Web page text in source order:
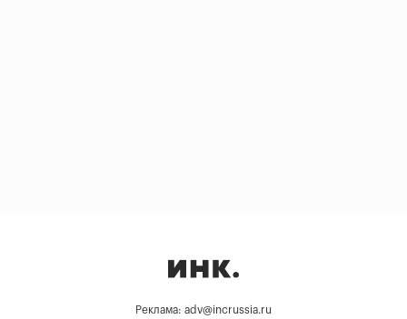
Реклама: adv@incrussia.ru